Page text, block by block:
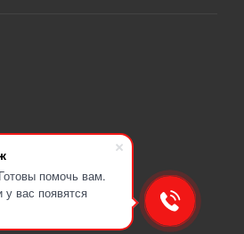
помочь вам.
вас появятся